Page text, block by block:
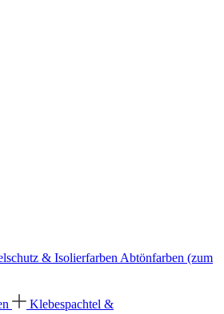
& Isolierfarben Abtönfarben (zum
Klebespachtel &